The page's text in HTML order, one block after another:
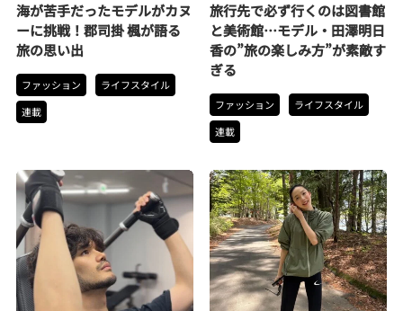
海が苦手だったモデルがカヌ
ーに挑戦！郡司掛 楓が語る
旅の思い出
ファッション
ライフスタイル
連載
旅行先で必ず行くのは図書館
と美術館…モデル・田澤明日
香の”旅の楽しみ方”が素敵す
ぎる
ファッション
ライフスタイル
連載